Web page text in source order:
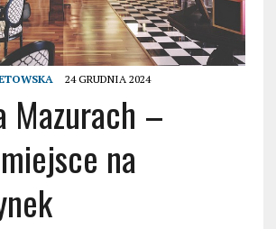
24 GRUDNIA 2024
Mazurach –
na